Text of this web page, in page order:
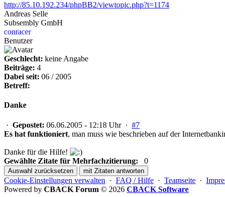
http://85.10.192.234/phpBB2/viewtopic.php?t=1174
Andreas Selle
Subsembly GmbH
conracer
Benutzer
Geschlecht: keine Angabe
Beiträge: 4
Dabei seit: 06 / 2005
Betreff:
Danke
· Gepostet: 06.06.2005 - 12:18 Uhr · #7
Es hat funktioniert, man muss wie beschrieben auf der
Danke für die Hilfe!
Gewählte Zitate für Mehrfachzitierung:
0
Auswahl zurücksetzen mit Zitaten antworten
Cookie-Einstellungen verwalten · FAQ / Hilfe · Teamseite ·
Powered by CBACK Forum © 2026 CBACK Software